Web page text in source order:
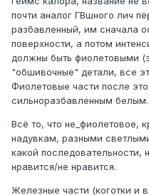
почти аналог ГВшного лич
разбавленный, им сначала
поверхности, а потом
должны быть фиолетовыми
"обшивочные" детали, все
Фиолетовые части после
сильноразбавленным белым.
Всё то, что
надувкам, разными
какой последовательности,
нравится/не нравится.
Железные части (коготки и